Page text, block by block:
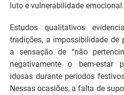
luto e vulnerabilidade emocional.
Estudos qualitativos
tradições, a impossibilidade de
a sensação de “não
negativamente o bem-estar
idosas durante períodos
Nessas ocasiões, a falta de